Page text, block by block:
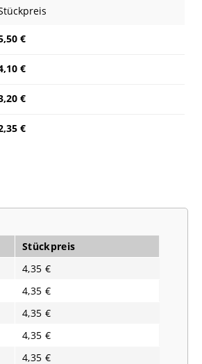
€
€
€
€
Stückpreis
4,35 €
4,35 €
4,35 €
4,35 €
4,35 €